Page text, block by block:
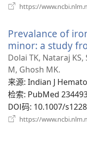
https://
Prevalance of
minor: a study
Dolai TK, Nataraj
M, Ghosh MK.
来源‎: Indian J
检索‎: PubMed
DOI码‎: 10.1007/
https://